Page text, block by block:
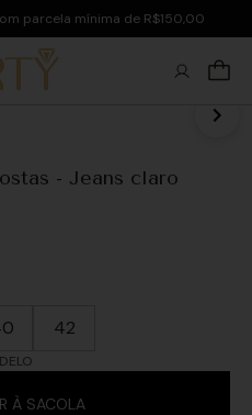
parcela mínima de R$150,00
- Jeans claro
42
À SACOLA